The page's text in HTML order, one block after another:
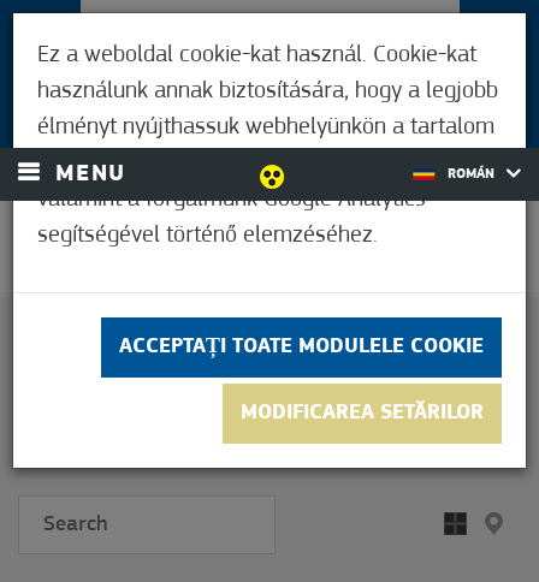
AUTENTIFICARE
MENU ROMÁN
PENTRU VIZITATORI PUNCTE DE ACCEPTARE
PUNCTE DE ACCEPTARE
Ez a weboldal cookie-kat használ. Cookie-kat
használunk annak biztosítására, hogy a legjobb
élményt nyújthassuk webhelyünkön a tartalom
és a hirdetések személyre szabásához,
valamint a forgalmunk Google Analytics
segítségével történő elemzéséhez.
ACCEPTAȚI TOATE MODULELE COOKIE
MODIFICAREA SETĂRILOR